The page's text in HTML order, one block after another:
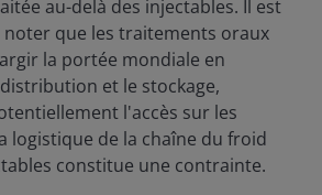
au-delà des injectables. Il est
que les traitements oraux
la portée mondiale en
et le stockage,
l'accès sur les
logistique de la chaîne du froid
constitue une contrainte.